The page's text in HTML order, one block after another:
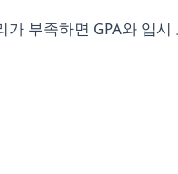
부족하면 GPA와 입